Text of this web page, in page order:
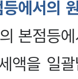
에서의
본점등
액을 일